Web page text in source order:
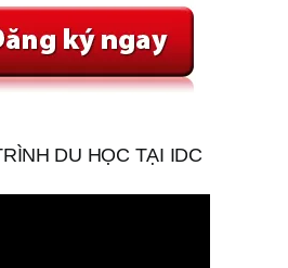
DU HỌC TẠI IDC